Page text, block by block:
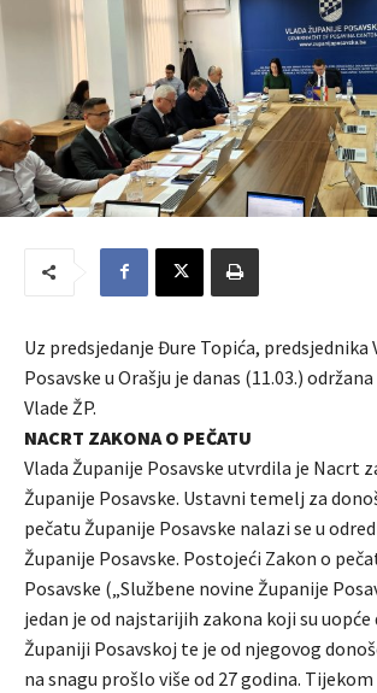
Uz predsjedanje Đure Topića, predsjednika
Posavske u Orašju je danas (11.03.)
Vlade ŽP.
NACRT ZAKONA O PEČATU
Vlada Županije Posavske utvrdila je Nacrt
Županije Posavske. Ustavni temelj za
pečatu Županije Posavske nalazi se u
Županije Posavske. Postojeći Zakon o
Posavske („Službene novine Županije
jedan je od najstarijih zakona koji su uopće
Županiji Posavskoj te je od njegovog
na snagu prošlo više od 27 godina.